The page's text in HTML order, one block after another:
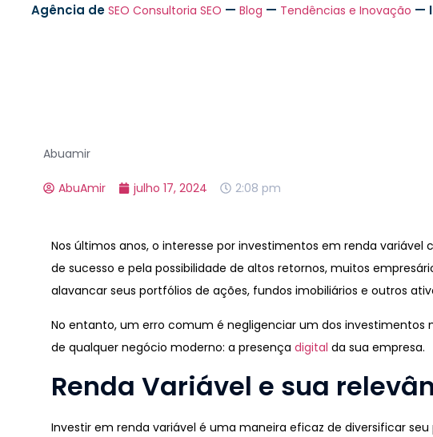
Agência de SEO Consultoria SEO — Blog — Tendências e Inovação —
Abuamir
AbuAmir julho 17, 2024 2:08 pm
Nos últimos anos, o interesse por investimentos em renda
de sucesso e pela possibilidade de altos retornos, muitos
alavancar seus portfólios de ações, fundos imobiliários e outros
No entanto, um erro comum é negligenciar um dos
de qualquer negócio moderno: a presença digital da sua empresa.
Renda Variável e sua
Investir em renda variável é uma maneira eficaz de diversificar